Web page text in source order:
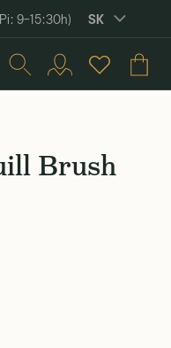
9–15:30h) SK
Brush